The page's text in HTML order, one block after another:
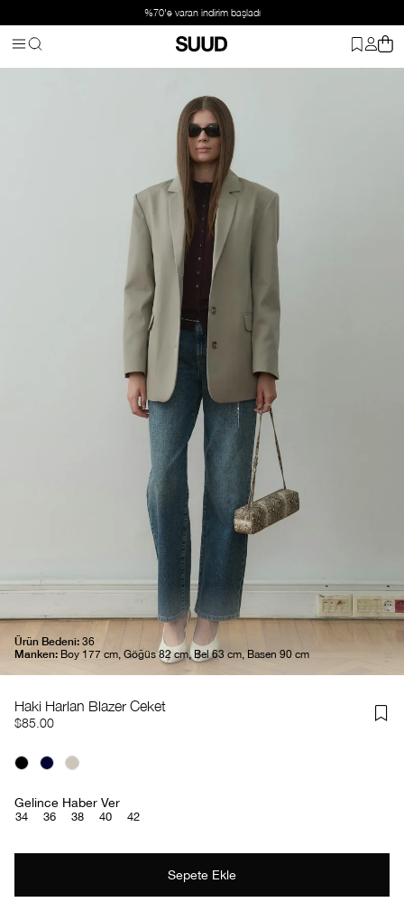
%70'e varan indirim başladı
Dış Giyim Blazer & Ceket Haki Harlan Blazer
Ürün Bedeni: 36
Manken: Boy 177 cm, Göğüs 82 cm, Bel 63 cm, Basen 90 cm
Haki Harlan Blazer Ceket
$85.00
Gelince Haber Ver
34 36 38 40 42